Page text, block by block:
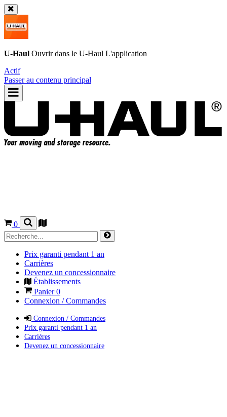
U-Haul Ouvrir dans le U-Haul L'application
Actif
Passer au contenu principal
0
Prix garanti pendant 1 an
Carrières
Devenez un concessionnaire
Établissements
Panier0
Connexion / Commandes
Connexion / Commandes
Prix garanti pendant 1 an
Carrières
Devenez un concessionnaire